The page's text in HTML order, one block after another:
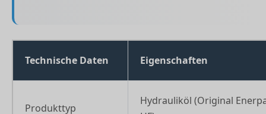
Technische Daten Eigenschaften
Produkttyp
Hydrauliköl (Original